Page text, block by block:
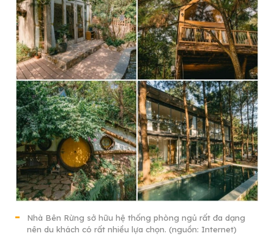
Nhà Bên Rừng sở hữu hệ thống phòng ngủ rất đa dạng
nên du khách có rất nhiều lựa chọn. (nguồn: Internet)